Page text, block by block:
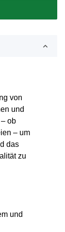
von
und
ob
– um
das
zu
und